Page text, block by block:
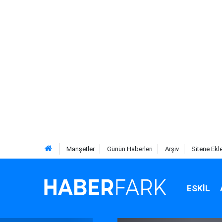
Manşetler Günün Haberleri Arşiv Sitene
ESKIL